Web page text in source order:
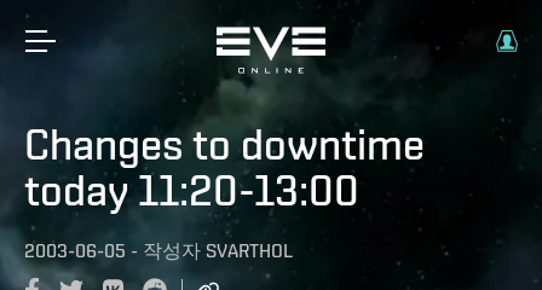
Changes to downtime
today 11:20-13:00
2003-06-05 - 작성자 SVARTHOL